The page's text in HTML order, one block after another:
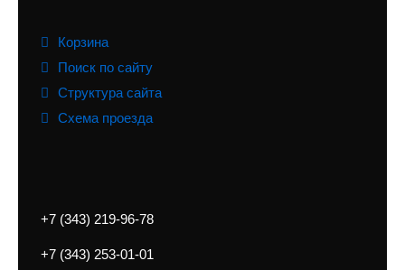
Корзина
Поиск по сайту
Структура сайта
Схема проезда
+7 (343) 219-96-78
+7 (343) 253-01-01